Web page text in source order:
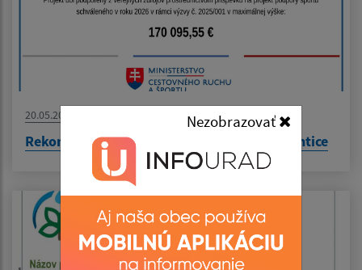
Nezobrazovať
20.05.2026
Rekonštrukcia ihriska a telocvične pri ZŠ Fintice